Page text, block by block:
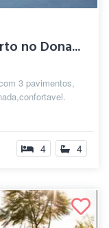
no Dona...
3 pavimentos,
4 4